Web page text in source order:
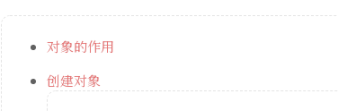
对象的作用
创建对象